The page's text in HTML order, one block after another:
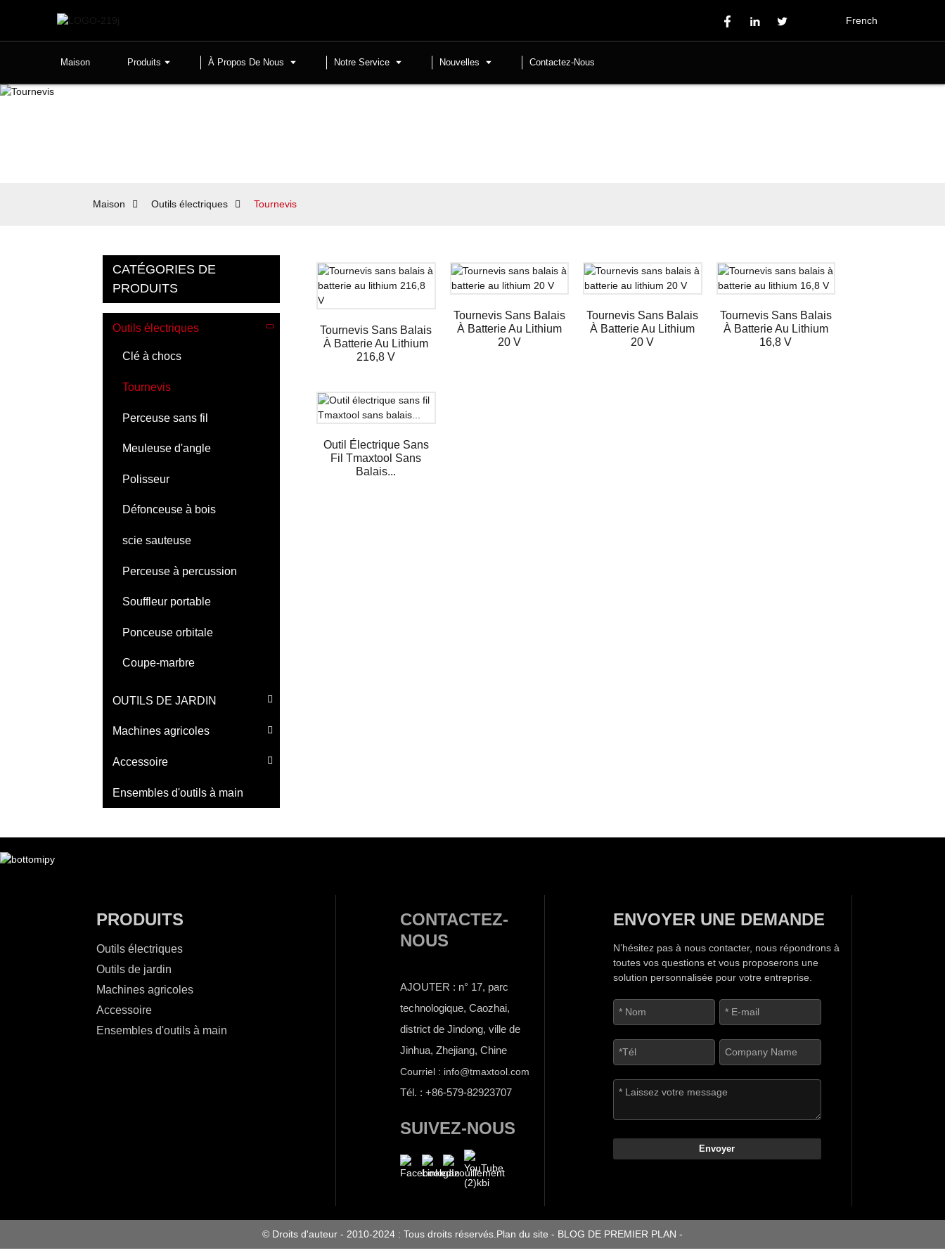
French
Maison Produits À Propos De Nous Notre Service Nouvelles Contactez-Nous
Maison Outils électriques Tournevis
CATÉGORIES DE
PRODUITS
Outils électriques
Clé à chocs
Tournevis
Perceuse sans fil
Meuleuse d'angle
Polisseur
Défonceuse à bois
scie sauteuse
Perceuse à percussion
Souffleur portable
Ponceuse orbitale
Coupe-marbre
OUTILS DE JARDIN
Machines agricoles
Accessoire
Ensembles d'outils à main
Tournevis Sans Balais
À Batterie Au Lithium
216,8 V
Tournevis Sans Balais
À Batterie Au Lithium
20 V
Tournevis Sans Balais
À Batterie Au Lithium
20 V
Tournevis Sans Balais
À Batterie Au Lithium
16,8 V
Outil Électrique Sans
Fil Tmaxtool Sans
Balais...
PRODUITS
Outils électriques
Outils de jardin
Machines agricoles
Accessoire
Ensembles d'outils à main
CONTACTEZ-
NOUS
AJOUTER : n° 17, parc
technologique, Caozhai,
district de Jindong, ville de
Jinhua, Zhejiang, Chine
Courriel : info@tmaxtool.com
Tél. : +86-579-82923707
SUIVEZ-NOUS
ENVOYER UNE DEMANDE
N’hésitez pas à nous contacter, nous répondrons à
toutes vos questions et vous proposerons une
solution personnalisée pour votre entreprise.
Envoyer
© Droits d'auteur - 2010-2024 : Tous droits réservés. Plan du site - BLOG DE PREMIER PLAN -